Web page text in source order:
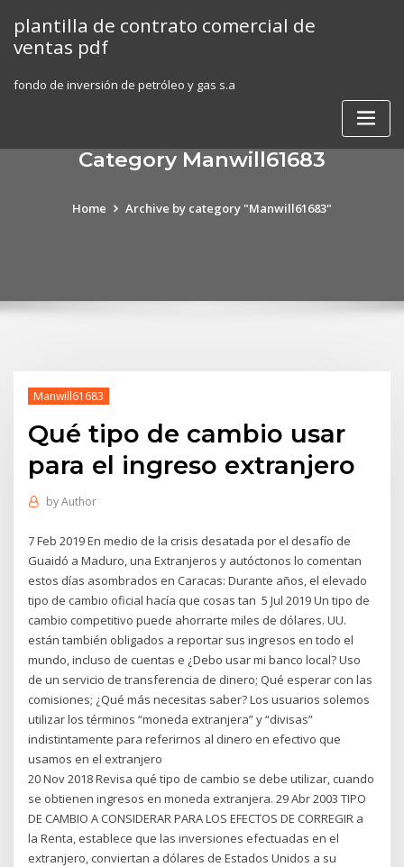
content
plantilla de contrato comercial de
ventas pdf
fondo de inversión de petróleo y gas s.a
Category Manwill61683
Home Archive by category "Manwill61683"
Manwill61683
Qué tipo de cambio usar
para el ingreso extranjero
byAuthor
7 Feb 2019 En medio de la crisis desatada por el desafío de
Guaidó a Maduro, una Extranjeros y autóctonos lo comentan
estos días asombrados en Caracas: Durante años, el elevado
tipo de cambio oficial hacía que cosas tan 5 Jul 2019 Un tipo de
cambio competitivo puede ahorrarte miles de dólares. UU.
están también obligados a reportar sus ingresos en todo el
mundo, incluso de cuentas e ¿Debo usar mi banco local? Uso
de un servicio de transferencia de dinero; Qué esperar con las
comisiones; ¿Qué más necesitas saber? Los usuarios solemos
utilizar los términos “moneda extranjera” y “divisas”
indistintamente para referirnos al dinero en efectivo que
usamos en el extranjero
20 Nov 2018 Revisa qué tipo de cambio se debe utilizar, cuando
se obtienen ingresos en moneda extranjera. 29 Abr 2003 TIPO
DE CAMBIO A CONSIDERAR PARA LOS EFECTOS DE CORREGIR a
la Renta, establece que las inversiones efectuadas en el
extranjero, conviertan a dólares de Estados Unidos a su